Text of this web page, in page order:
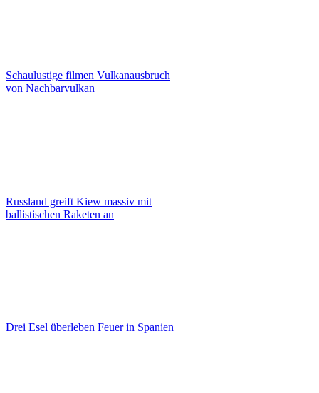
Schaulustige filmen Vulkanausbruch
von Nachbarvulkan
Russland greift Kiew massiv mit
ballistischen Raketen an
Drei Esel überleben Feuer in Spanien